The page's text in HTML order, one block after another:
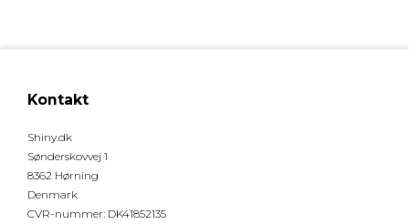
Kontakt
Shiny.dk
Sønderskovvej 1
8362 Hørning
Denmark
CVR-nummer: DK41852135